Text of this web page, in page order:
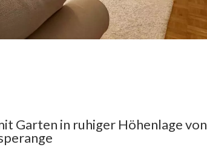
Garten in ruhiger Höhenlage von